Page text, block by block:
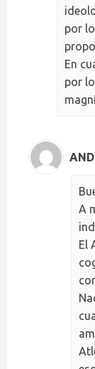
por
En
por
A
El